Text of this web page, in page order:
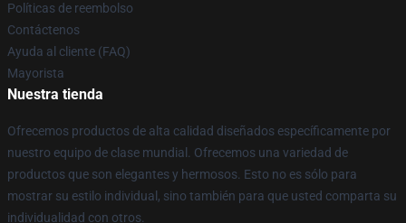
Políticas de reembolso
Contáctenos
Ayuda al cliente (FAQ)
Mayorista
Nuestra tienda
Ofrecemos productos de alta calidad diseñados específicamente por
nuestro equipo de clase mundial. Ofrecemos una variedad de
productos que son elegantes y hermosos. Esto no es sólo para
mostrar su estilo individual, sino también para que usted comparta su
individualidad con otros.